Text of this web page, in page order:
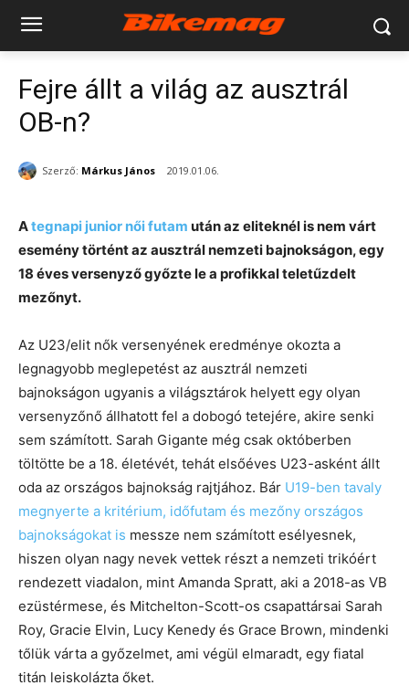
Fejre állt a világ az ausztrál
OB-n?
Szerző: Márkus János 2019.01.06.
Ategnapi junior női futam után az eliteknél is nem várt
esemény történt az ausztrál nemzeti bajnokságon, egy
18 éves versenyző győzte le a profikkal teletűzdelt
mezőnyt.
Az U23/elit nők versenyének eredménye okozta a
legnagyobb meglepetést az ausztrál nemzeti
bajnokságon ugyanis a világsztárok helyett egy olyan
versenyzőnő állhatott fel a dobogó tetejére, akire senki
sem számított. Sarah Gigante még csak októberben
töltötte be a 18. életévét, tehát elsőéves U23-asként állt
oda az országos bajnokság rajtjához. Bár U19-ben tavaly
megnyerte a kritérium, időfutam és mezőny országos
bajnokságokat is messze nem számított esélyesnek,
hiszen olyan nagy nevek vettek részt a nemzeti trikóért
rendezett viadalon, mint Amanda Spratt, aki a 2018-as VB
ezüstérmese, és Mitchelton-Scott-os csapattársai Sarah
Roy, Gracie Elvin, Lucy Kenedy és Grace Brown, mindenki
tőlük várta a győzelmet, ami végül elmaradt, egy fiatal
titán leiskolázta őket.